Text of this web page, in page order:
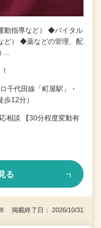
動指導など） ◆バイタル
ど） ◆薬などの管理、配
…
千代田線「町屋駅」・
12分）
相談 【30分程度変動有
る
掲載終了日： 2026/10/31